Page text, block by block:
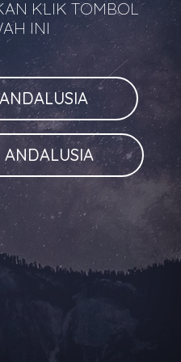
KLIK TOMBOL
INI
ANDALUSIA